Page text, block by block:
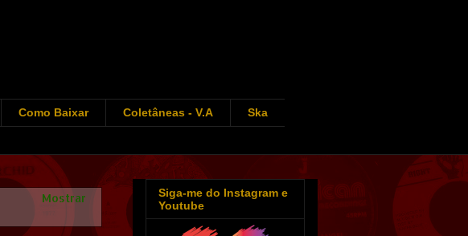
Como Baixar Coletâneas - V.A Ska
Mostrar
Siga-me do Instagram e
Youtube